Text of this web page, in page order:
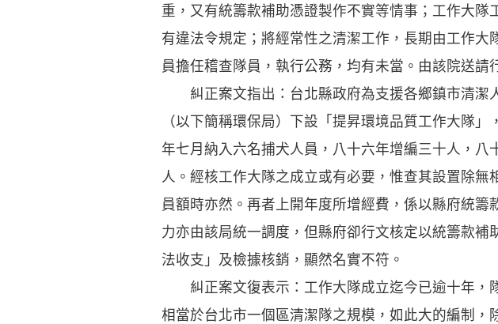
重，又有統籌款補助憑證製作不實等情事；工作大隊
有違法令規定；將經常性之清潔工作，長期由工作
員擔任稽查隊員，執行公務，均有未當。由該院送請
糾正案文指出：台北縣政府為支援各鄉鎮市清潔
（以下簡稱環保局）下設「提昇環境品質工作大隊
年七月納入六名捕犬人員，八十六年增編三十人，
人。經核工作大隊之成立或有必要，惟查其設置除
員額時亦然。再者上開年度所增經費，係以縣府統
力亦由該局統一調度，但縣府卻行文核定以統籌款
法收支」及檢據核銷，顯然名實不符。
糾正案文復表示：工作大隊成立迄今已逾十年，
相當於台北市一個區清潔隊之規模，如此大的編制